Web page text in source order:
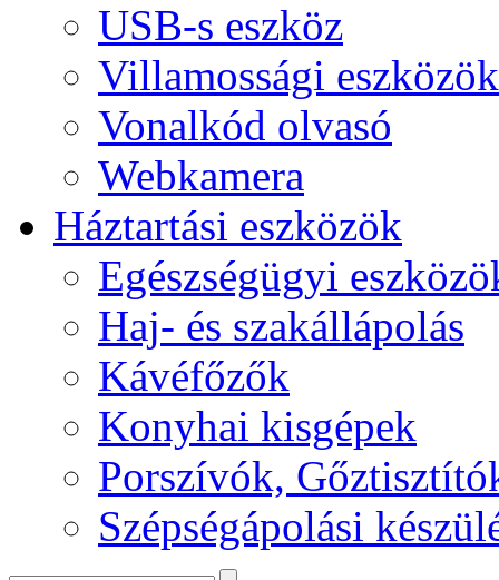
USB-s eszköz
Villamossági eszközök
Vonalkód olvasó
Webkamera
Háztartási eszközök
Egészségügyi
Haj- és szakállápolás
Kávéfőzők
Konyhai kisgépek
Porszívók,
Szépségápolási